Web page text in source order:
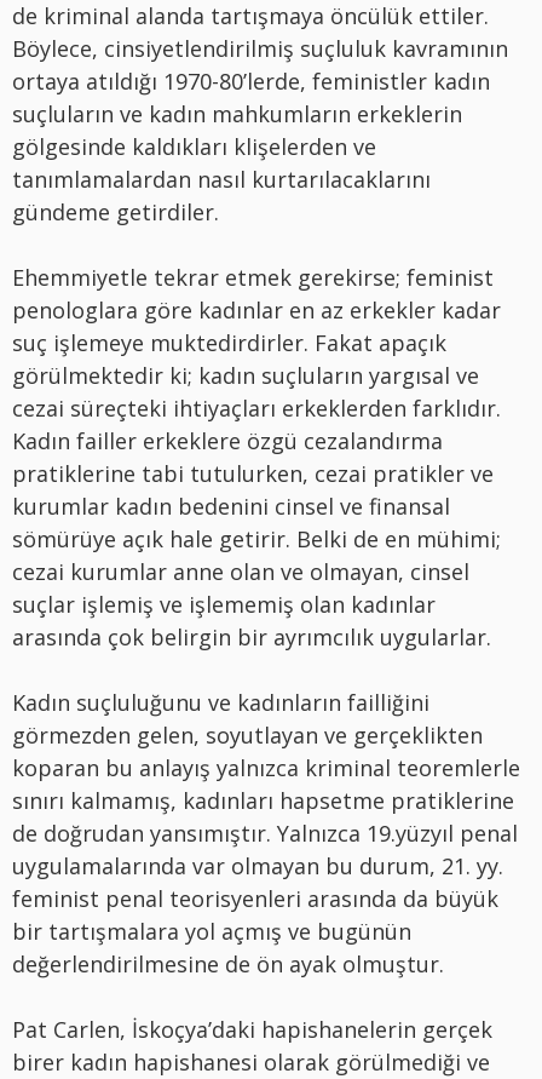
de kriminal alanda tartışmaya öncülük ettiler.
Böylece, cinsiyetlendirilmiş suçluluk kavramının
ortaya atıldığı 1970-80’lerde, feministler kadın
suçluların ve kadın mahkumların erkeklerin
gölgesinde kaldıkları klişelerden ve
tanımlamalardan nasıl kurtarılacaklarını
gündeme getirdiler.
Ehemmiyetle tekrar etmek gerekirse; feminist
penologlara göre kadınlar en az erkekler kadar
suç işlemeye muktedirdirler. Fakat apaçık
görülmektedir ki; kadın suçluların yargısal ve
cezai süreçteki ihtiyaçları erkeklerden farklıdır.
Kadın failler erkeklere özgü cezalandırma
pratiklerine tabi tutulurken, cezai pratikler ve
kurumlar kadın bedenini cinsel ve finansal
sömürüye açık hale getirir. Belki de en mühimi;
cezai kurumlar anne olan ve olmayan, cinsel
suçlar işlemiş ve işlememiş olan kadınlar
arasında çok belirgin bir ayrımcılık uygularlar.
Kadın suçluluğunu ve kadınların failliğini
görmezden gelen, soyutlayan ve gerçeklikten
koparan bu anlayış yalnızca kriminal teoremlerle
sınırı kalmamış, kadınları hapsetme pratiklerine
de doğrudan yansımıştır. Yalnızca 19.yüzyıl penal
uygulamalarında var olmayan bu durum, 21. yy.
feminist penal teorisyenleri arasında da büyük
bir tartışmalara yol açmış ve bugünün
değerlendirilmesine de ön ayak olmuştur.
Pat Carlen, İskoçya’daki hapishanelerin gerçek
birer kadın hapishanesi olarak görülmediği ve